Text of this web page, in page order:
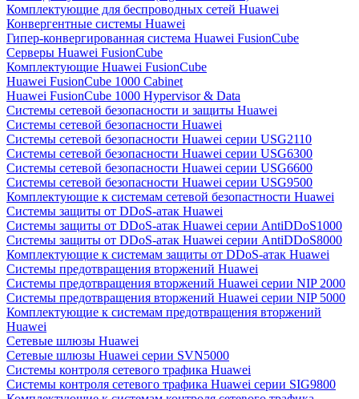
Комплектующие для беспроводных сетей Huawei
Конвергентные системы Huawei
Гипер-конвергированная система Huawei FusionCube
Серверы Huawei FusionCube
Комплектующие Huawei FusionCube
Huawei FusionCube 1000 Cabinet
Huawei FusionCube 1000 Hypervisor & Data
Системы сетевой безопасности и защиты Huawei
Системы сетевой безопасности Huawei
Системы сетевой безопасности Huawei серии USG2110
Системы сетевой безопасности Huawei серии USG6300
Системы сетевой безопасности Huawei серии USG6600
Системы сетевой безопасности Huawei серии USG9500
Комплектующие к системам сетевой безопастности Huawei
Системы защиты от DDoS-атак Huawei
Системы защиты от DDoS-атак Huawei серии AntiDDoS1000
Системы защиты от DDoS-атак Huawei серии AntiDDoS8000
Комплектующие к системам защиты от DDoS-атак Huawei
Системы предотвращения вторжений Huawei
Системы предотвращения вторжений Huawei серии NIP 2000
Системы предотвращения вторжений Huawei серии NIP 5000
Комплектующие к системам предотвращения вторжений
Huawei
Сетевые шлюзы Huawei
Сетевые шлюзы Huawei серии SVN5000
Системы контроля сетевого трафика Huawei
Системы контроля сетевого трафика Huawei серии SIG9800